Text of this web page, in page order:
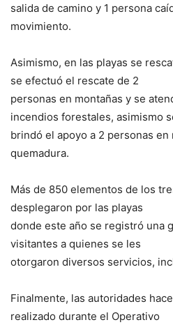
salida de camino y 1 persona
movimiento.
Asimismo, en las playas se
se efectuó el rescate de 2
personas en montañas y se
incendios forestales, asimismo
brindó el apoyo a 2 personas
quemadura.
Más de 850 elementos de los
desplegaron por las playas
donde este año se registró una
visitantes a quienes se les
otorgaron diversos servicios,
Finalmente, las autoridades
realizado durante el Operativo